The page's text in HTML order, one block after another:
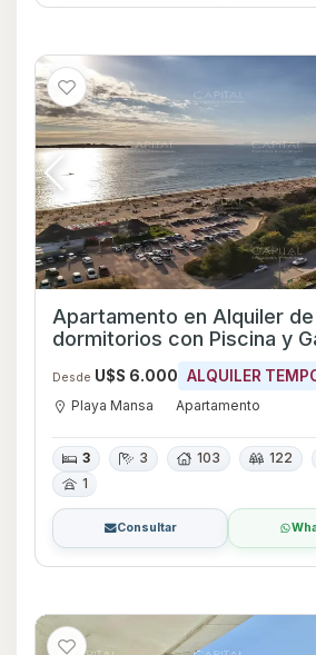
Apartamento en Alquiler
dormitorios con Piscina y
Playa Mansa, Maldonado
Desde U$S 6.000 ALQUILER
Playa Mansa Apartamento
3 3 103 122
1
Consultar